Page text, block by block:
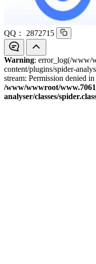
QQ： 2872715
Warning: error_log(/www/
content/plugins/spider-
stream: Permission denied in
/www/wwwroot/
analyser/classes/